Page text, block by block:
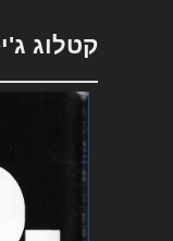
קטלוג ג'יפ